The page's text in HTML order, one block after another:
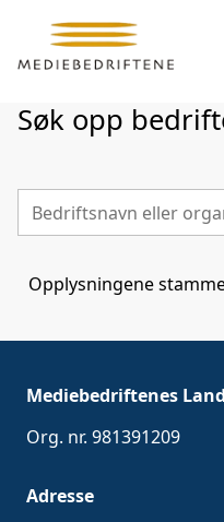
Søk opp
Opplysningene
Mediebedriftenes
Org. nr. 981391209
Adresse